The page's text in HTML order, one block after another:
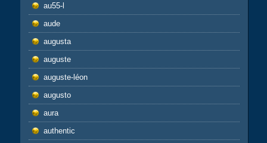
au55-l
aude
augusta
auguste
auguste-léon
augusto
aura
authentic